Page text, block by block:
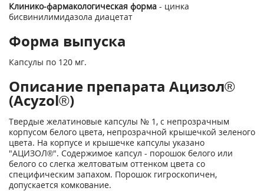
Клинико-фармакологическая форма - цинка
бисвинилимидазола диацетат
Форма выпуска
Капсулы по 120 мг.
Описание препарата Ацизол®
(Acyzol®)
Твердые желатиновые капсулы № 1, с непрозрачным
корпусом белого цвета, непрозрачной крышечкой зеленого
цвета. На корпусе и крышечке капсулы указано
"АЦИЗОЛ®". Содержимое капсул - порошок белого или
белого со слегка желтоватым оттенком цвета со
специфическим запахом. Порошок гигроскопичен,
допускается комкование.